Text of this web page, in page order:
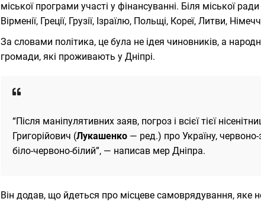
міської програми участі у фінансуванні. Біля міської
Вірменії, Греції, Грузії, Ізраїлю, Польщі, Кореї, Литви,
За словами політика, це була не ідея чиновників, а
громади, які проживають у Дніпрі.
“Після маніпулятивних заяв, погроз і всієї тієї
Григорійович (Лукашенко— ред.) про Україну,
біло-червоно-білий”, — написав мер Дніпра.
Він додав, що йдеться про місцеве самоврядування, яке